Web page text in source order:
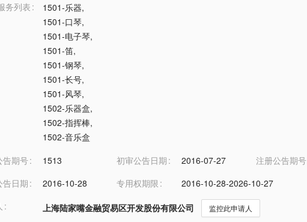
务列表
1501-乐器,
1501-口琴,
1501-电子琴,
1501-笛,
1501-钢琴,
1501-长号,
1501-风琴,
1502-乐器盒,
1502-指挥棒,
1502-音乐盒
告期号
1513 初审公告日期 2016-07-27 注册公告期号
告日期
2016-10-28 专用权期限
2016-10-28-2026-10-27
上海陆家嘴金融贸易区开发股份有限公司 监控此申请人